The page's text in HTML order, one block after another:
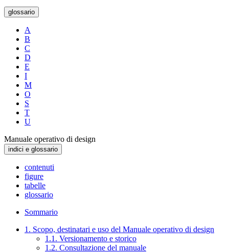
glossario
A
B
C
D
E
I
M
O
S
T
U
Manuale operativo di design
indici e glossario
contenuti
figure
tabelle
glossario
Sommario
1. Scopo, destinatari e uso del Manuale operativo di design
1.1. Versionamento e storico
1.2. Consultazione del manuale